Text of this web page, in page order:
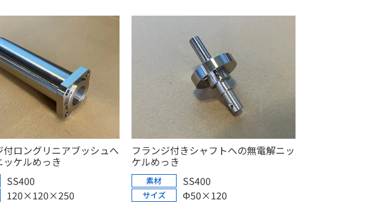
ロングリニアブッシュへ
ケルめっき
SS400
120×120×250
フランジ付きシャフトへの無電解ニッ
ケルめっき
素材 SS400
サイズ Φ50×120